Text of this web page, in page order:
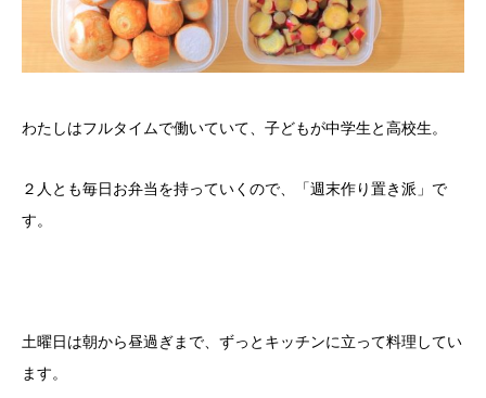
わたしはフルタイムで働いていて、子どもが中学生と高校生。
２人とも毎日お弁当を持っていくので、 「週末作り置き派」 で
す。
土曜日は朝から昼過ぎまで、ずっとキッチンに立って料理してい
ます。